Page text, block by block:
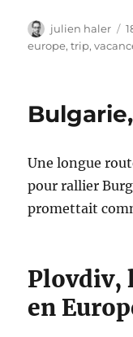
Auteur
julien haler
europe,trip,
Une longue
pour rallier
promettait
Plovdiv,
en